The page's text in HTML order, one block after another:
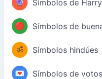
🔮 Símbolos de
🔴 Símbolos de
ॐ Símbolos hindúes
💌 Símbolos de votos